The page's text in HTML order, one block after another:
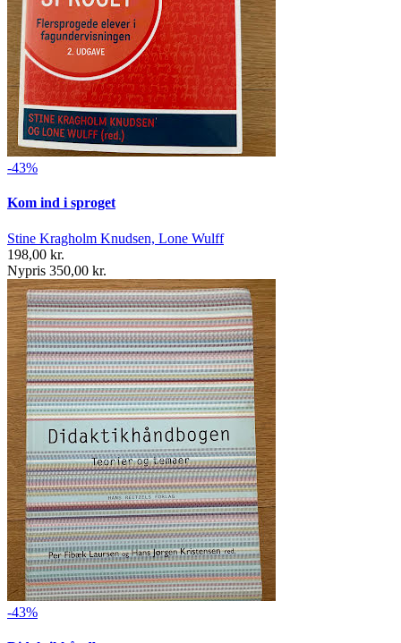
-43%
Kom ind i sproget
Stine Kragholm Knudsen, Lone Wulff
198,00 kr.
Nypris 350,00 kr.
-43%